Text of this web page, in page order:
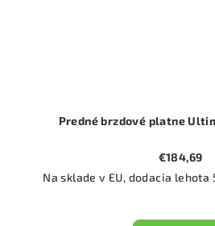
Predné brzdové platne
€184,69
Na sklade v EU, dodacia